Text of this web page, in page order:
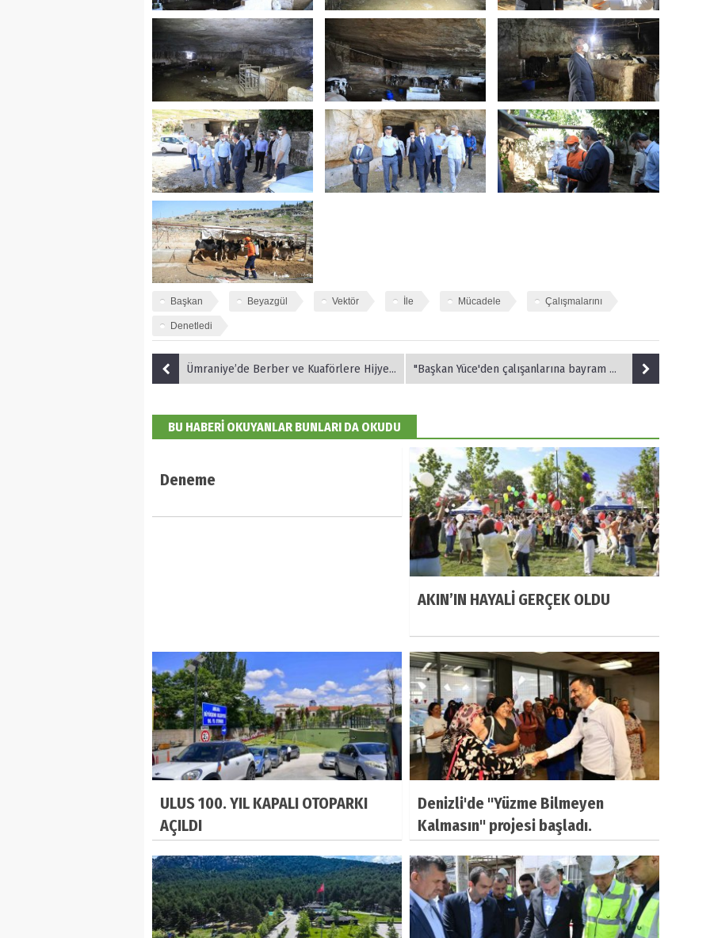
Başkan Beyazgül Vektör İle Mücadele Çalışmalarını
Denetledi
Ümraniye’de Berber ve Kuaförlere Hijyen Seti Dağıtıldı "Başkan Yüce'den çalışanlarına bayram müjdesi"
BU HABERİ OKUYANLAR BUNLARI DA OKUDU
Deneme
AKIN’IN HAYALİ GERÇEK OLDU
ULUS 100. YIL KAPALI OTOPARKI
AÇILDI
Denizli'de "Yüzme Bilmeyen
Kalmasın" projesi başladı.